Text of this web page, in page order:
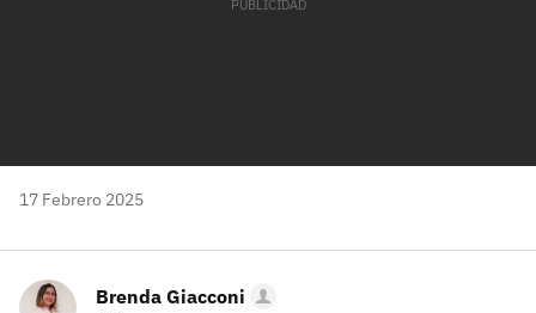
17 Febrero 2025
Brenda Giacconi